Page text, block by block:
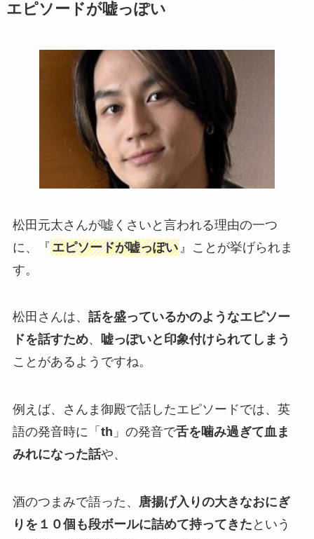
エピソードが嘘っぽい
松田元太さんが嘘くさいと言われる理由の一つ
に、『エピソードが嘘っぽい』ことが挙げられま
す。
松田さんは、 話を盛っているかのようなエピソー
ドを話すため、 嘘っぽいと印象付けられてしまう
ことがあるようですね。
例えば、さんま御殿で話したエピソードでは、英
語の発音時に「 th 」の発音で舌を噛み過ぎて血ま
みれになった話や、
酒のつまみで語った、 唐揚げ入りの大きなおにぎ
りを１０個も段ボールに詰めて持ってきた という